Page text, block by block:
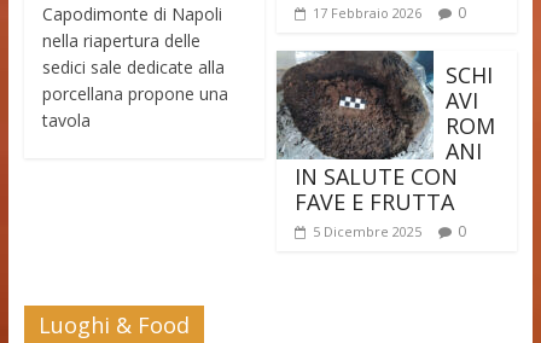
Capodimonte di Napoli
nella riapertura delle
sedici sale dedicate alla
porcellana propone una
tavola
17 Febbraio 2026 0
SCHI
AVI
ROM
ANI
IN SALUTE CON
FAVE E FRUTTA
5 Dicembre 2025 0
Luoghi & Food